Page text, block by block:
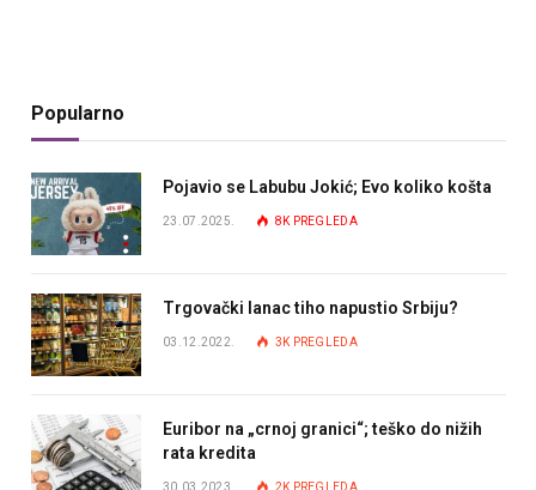
Popularno
Pojavio se Labubu Jokić; Evo koliko košta
23.07.2025. 8K PREGLEDA
Trgovački lanac tiho napustio Srbiju?
03.12.2022. 3K PREGLEDA
Euribor na „crnoj granici“; teško do nižih
rata kredita